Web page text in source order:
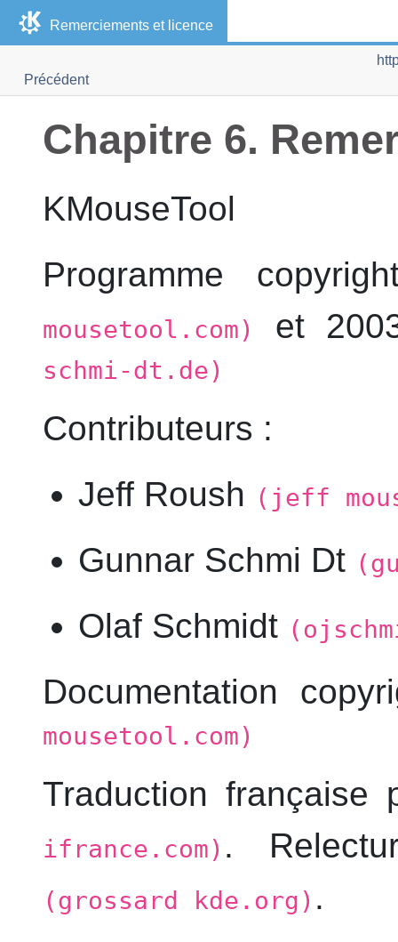
Remerciements et licence
Précédent
Chapitre 6.
KMouseTool
Programme
mousetool.com) et
schmi-dt.de)
Contributeurs :
Jeff Roush (jeff
Gunnar Schmi Dt
Olaf Schmidt
Documentation
mousetool.com)
Traduction
ifrance.com) .
(grossard kde.org) .